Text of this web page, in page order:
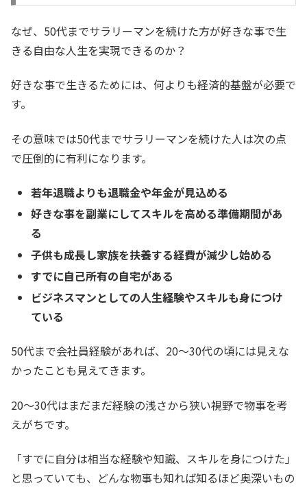
なぜ、50代までサラリーマンを続けた方が好きな事で生
きる自由な人生を実現できるのか？
好きな事で生きるためには、何よりも経済的基盤が必要で
す。
その意味では50代までサラリーマンを続けた人は次の点
で圧倒的に有利になります。
若年退職よりも退職金や年金が見込める
好きな事を副業にしてスキルを高める準備期間があ
る
子供も成長し家族を扶養する経費が減少し始める
すでに自己所有の自宅がある
ビジネスマンとしての人生経験やスキルも身につけ
ている
50代まで会社員経験があれば、20〜30代の頃には見えな
かったことも見えてきます。
20〜30代はまだまだ経験の浅さから狭い視野で物事を考
えがちです。
「すでに自分は相当な経験や知識、スキルを身につけた」
と思っていても、どんな物事も知れば知るほど奥深いもの